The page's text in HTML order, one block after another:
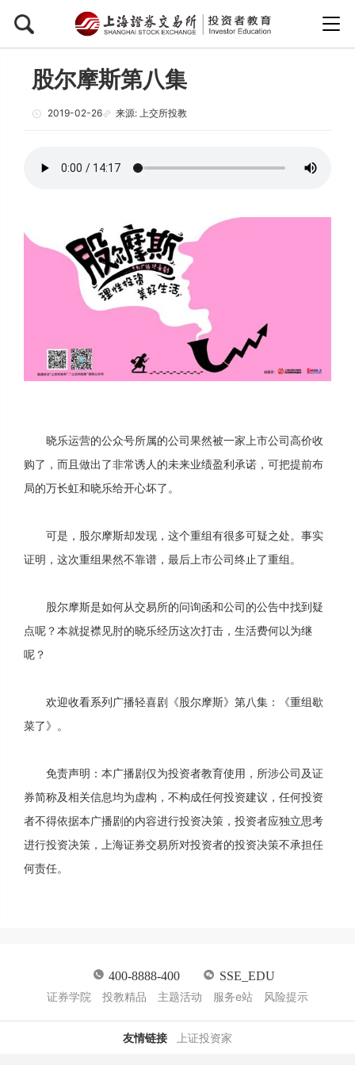
股尔摩斯第八集
2019-02-26 来源: 上交所投教
晓乐运营的公众号所属的公司果然被一家上市公司高价收
购了，而且做出了非常诱人的未来业绩盈利承诺，可把提前布
局的万长虹和晓乐给开心坏了。
可是，股尔摩斯却发现，这个重组有很多可疑之处。事实
证明，这次重组果然不靠谱，最后上市公司终止了重组。
股尔摩斯是如何从交易所的问询函和公司的公告中找到疑
点呢？本就捉襟见肘的晓乐经历这次打击，生活费何以为继
呢？
欢迎收看系列广播轻喜剧《股尔摩斯》第八集：《重组歇
菜了》。
免责声明：本广播剧仅为投资者教育使用，所涉公司及证
券简称及相关信息均为虚构，不构成任何投资建议，任何投资
者不得依据本广播剧的内容进行投资决策，投资者应独立思考
进行投资决策，上海证券交易所对投资者的投资决策不承担任
何责任。
400-8888-400 SSE_EDU
证券学院 投教精品 主题活动 服务e站 风险提示
友情链接 上证投资家